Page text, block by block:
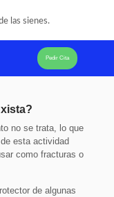
las sienes.
Pedir Cita
no se trata, lo que
esta actividad
como fracturas o
de algunas